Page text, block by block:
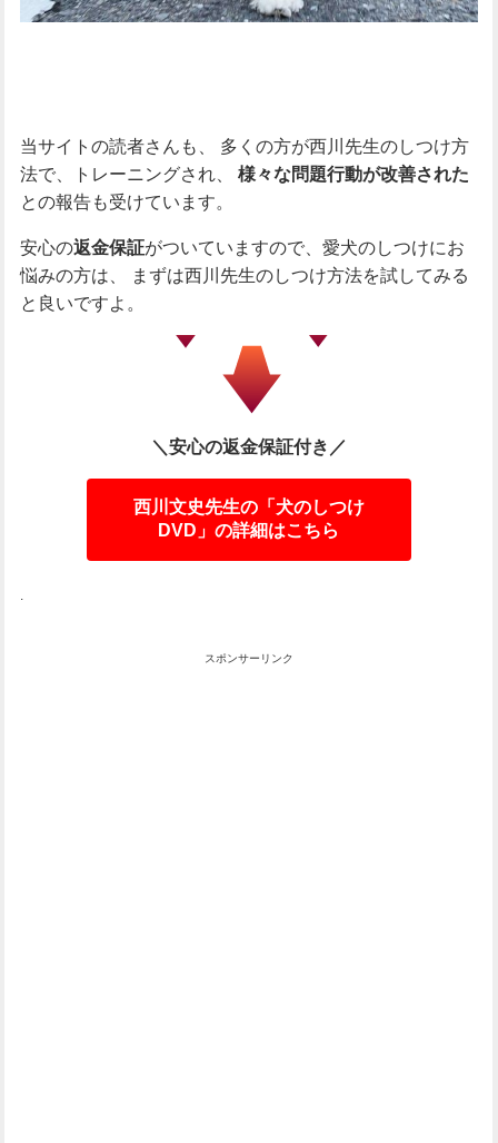
当サイトの読者さんも、
多くの方が西川先生のしつけ方
法で、トレーニングされ、
様々な問題行動が改善された
との報告も受けています。
安心の返金保証がついていますので、愛犬のしつけにお
悩みの方は、
まずは西川先生のしつけ方法を試してみる
と良いですよ。
＼安心の返金保証付き／
西川文史先生の「犬のしつけ
DVD」の詳細はこちら
スポンサーリンク